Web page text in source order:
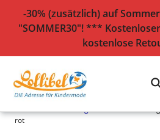
zum
-30% (zusätzlich) auf
"SOMMER30"! ***
kostenlose
Startseite › Sale allgemein ›
rot